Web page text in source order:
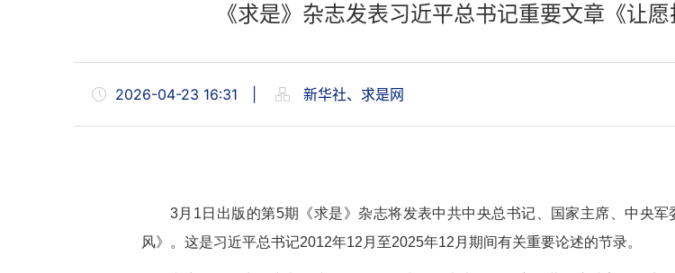
《求是》杂志发表习近平总书记重要文章《让
2026-04-23 16:31 新华社、求是网
3月1日出版的第5期《求是》杂志将发表中共中央总书记、国家主席、中央
风》。这是习近平总书记2012年12月至2025年12月期间有关重要论述的节录。